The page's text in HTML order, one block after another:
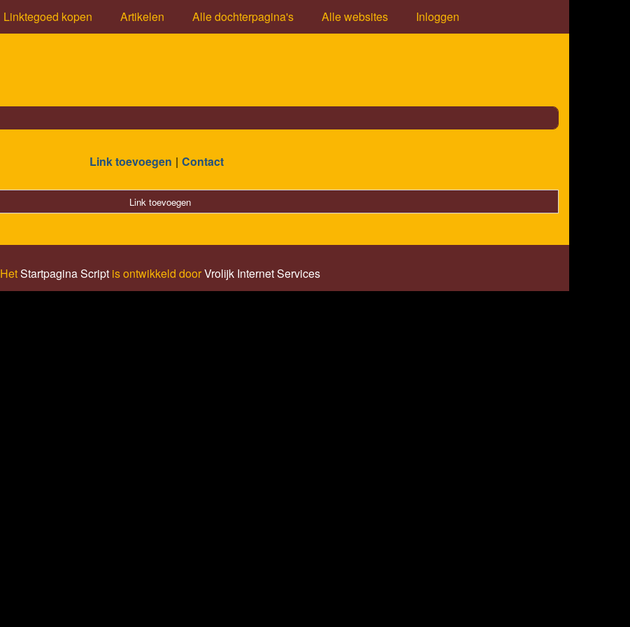
Linktegoed kopen Artikelen Alle dochterpagina's Alle websites Inloggen
Link toevoegen Contact
Link toevoegen
HetStartpagina Script is ontwikkeld doorVrolijk Internet Services